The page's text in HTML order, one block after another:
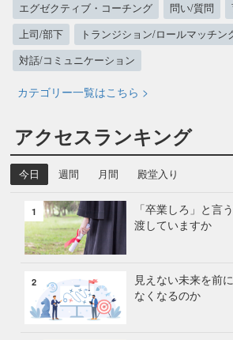
エグゼクティブ・コーチング
問い/質問
上司/部下
トランジション/ロールマッチン
対話/コミュニケーション
カテゴリー一覧はこちら >
アクセスランキング
今日 週間 月間 殿堂入り
1
「卒業しろ」と言
渡していますか
2
見えない未来を前
なくなるのか